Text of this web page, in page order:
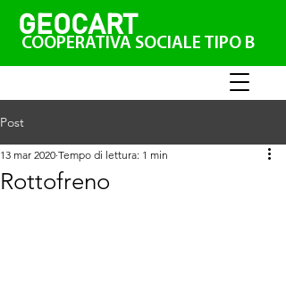
GEOCART
COOPERATIVA SOCIALE TIPO B
Post
Rottofreno
13 mar 2020 Tempo di lettura: 1 min